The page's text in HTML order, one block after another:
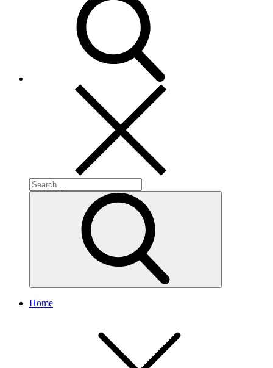
Search
for:
Home